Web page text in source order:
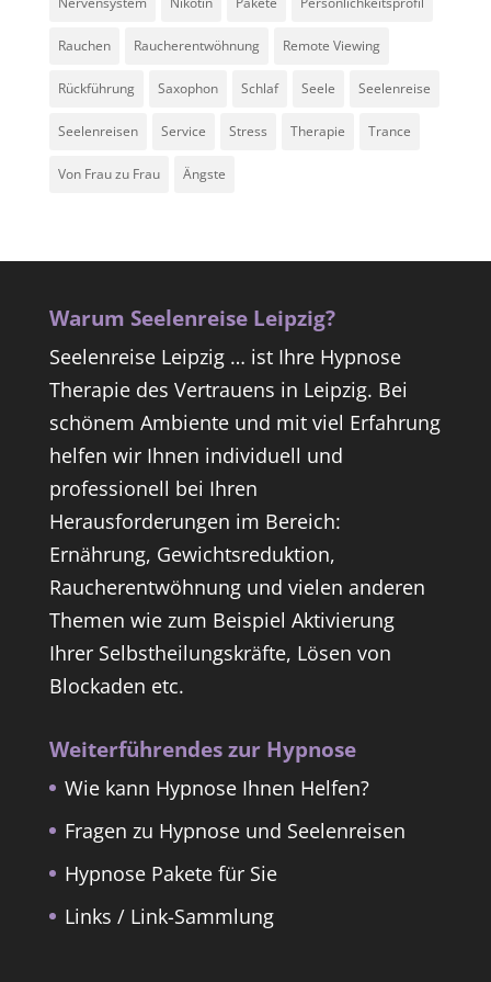
Rauchen Raucherentwöhnung Remote Viewing
Rückführung Saxophon Schlaf Seele Seelenreise
Seelenreisen Service Stress Therapie Trance
Von Frau zu Frau Ängste
Warum Seelenreise Leipzig?
Seelenreise Leipzig … ist Ihre Hypnose
Therapie des Vertrauens in Leipzig. Bei
schönem Ambiente und mit viel Erfahrung
helfen wir Ihnen individuell und
professionell bei Ihren
Herausforderungen im Bereich:
Ernährung, Gewichtsreduktion,
Raucherentwöhnung und vielen anderen
Themen wie zum Beispiel Aktivierung
Ihrer Selbstheilungskräfte, Lösen von
Blockaden etc.
Weiterführendes zur Hypnose
Wie kann Hypnose Ihnen Helfen?
Fragen zu Hypnose und Seelenreisen
Hypnose Pakete für Sie
Links / Link-Sammlung